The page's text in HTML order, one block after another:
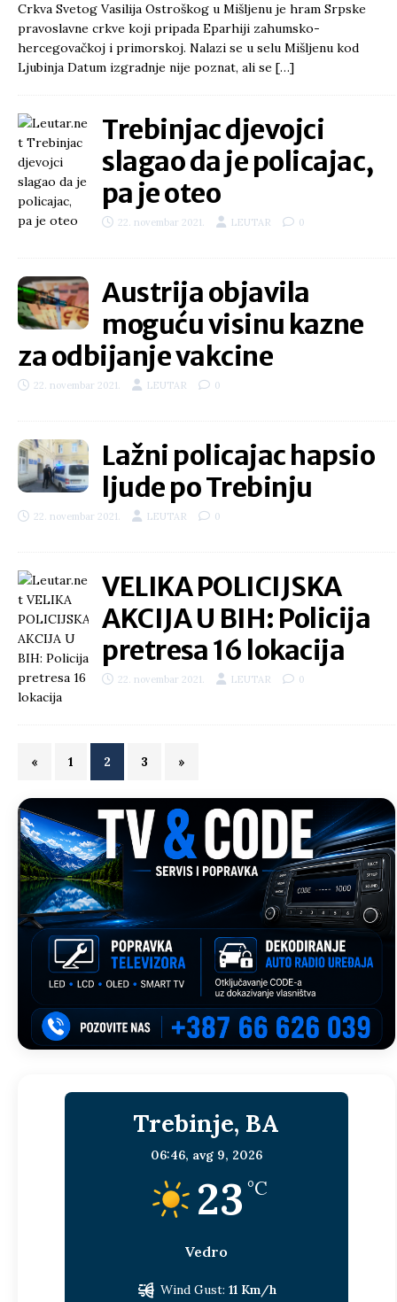
Crkva Svetog Vasilija Ostroškog u Mišljenu je hram Srpske
pravoslavne crkve koji pripada Eparhiji zahumsko-
hercegovačkoj i primorskoj. Nalazi se u selu Mišljenu kod
Ljubinja Datum izgradnje nije poznat, ali se […]
Trebinjac djevojci
slagao da je policajac,
pa je oteo
22. novembar 2021. LEUTAR 0
Austrija objavila
moguću visinu kazne
za odbijanje vakcine
22. novembar 2021. LEUTAR 0
Lažni policajac hapsio
ljude po Trebinju
22. novembar 2021. LEUTAR 0
VELIKA POLICIJSKA
AKCIJA U BIH: Policija
pretresa 16 lokacija
22. novembar 2021. LEUTAR 0
« 1 2 3 »
Trebinje, BA
06:46, avg 9, 2026
23 °C
Vedro
Wind Gust: 11 Km/h